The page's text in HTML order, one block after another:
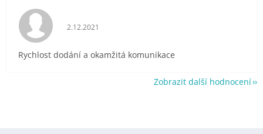
Hodnocení obchodu je 5 z 5 hvězdiček.
2.12.2021
Rychlost dodání a okamžitá komunikace
Zobrazit další hodnocení